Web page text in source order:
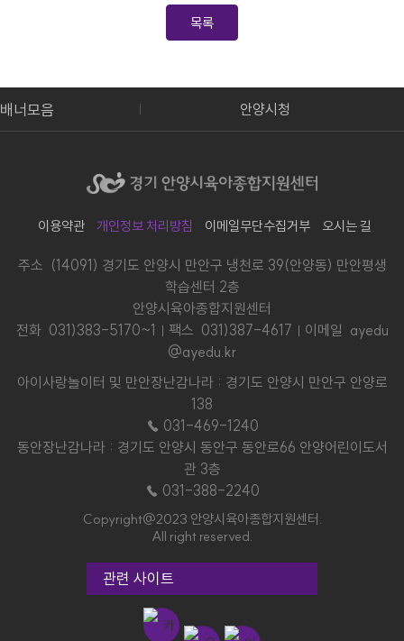
목록
배너모음
식관리지원센터 안양시청
이용약관 개인정보 처리방침 이메일무단수집거부 오시는 길
주소 (14091) 경기도 안양시 만안구 냉천로 39(안양동) 만안평생
학습센터 2층
안양시육아종합지원센터
전화 031)383-5170~1 팩스 031)387-4617
이메일 ayedu
@ayedu.kr
아이사랑놀이터 및 만안장난감나라 : 경기도 안양시 만안구 안양로
138
☎ 031-469-1240
동안장난감나라 : 경기도 안양시 동안구 동안로66 안양어린이도서
관 3층
☎ 031-388-2240
Copyright@2023 안양시육아종합지원센터.
All right reserved.
관련 사이트